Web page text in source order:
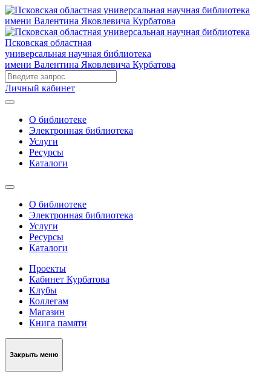
Псковская областная
универсальная научная библиотека
имени Валентина Яковлевича Курбатова
Личный кабинет
О библиотеке
Электронная библиотека
Услуги
Ресурсы
Каталоги
О библиотеке
Электронная библиотека
Услуги
Ресурсы
Каталоги
Проекты
Кабинет Курбатова
Клубы
Коллегам
Магазин
Книга памяти
Закрыть меню